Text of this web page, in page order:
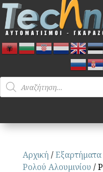
Products
search
Αρχική /
Ρολού Αλουμινίου /